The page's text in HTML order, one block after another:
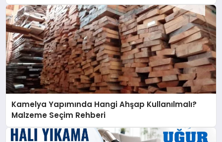
Kamelya Yapımında Hangi Ahşap Kullanılmalı?
Malzeme Seçim Rehberi